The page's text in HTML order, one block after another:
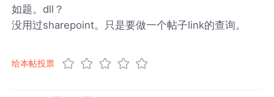
如题。dll？
没用过sharepoint。只是要做一个帖子link的查询。
给本帖投票